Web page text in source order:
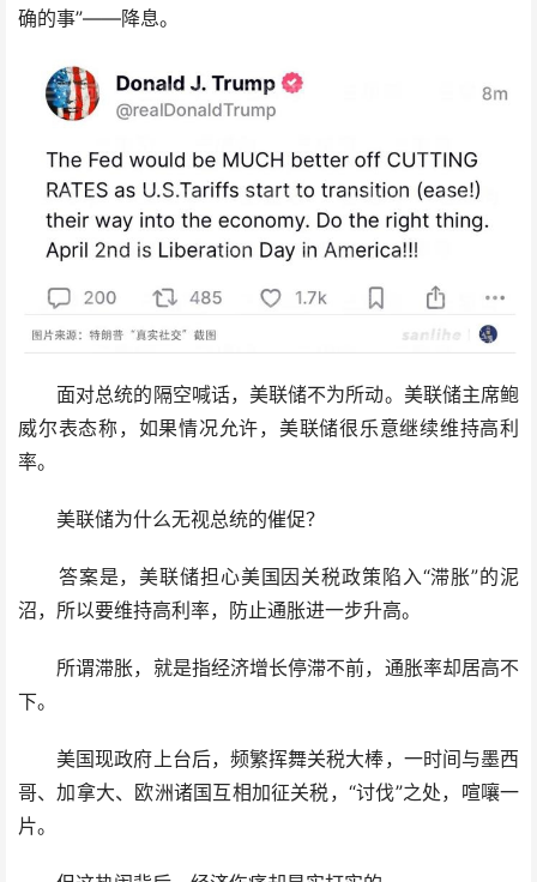
确的事”——降息。
面对总统的隔空喊话，美联储不为所动。美联储主席鲍
威尔表态称，如果情况允许，美联储很乐意继续维持高利
率。
美联储为什么无视总统的催促？
答案是，美联储担心美国因关税政策陷入“滞胀”的泥
沼，所以要维持高利率，防止通胀进一步升高。
所谓滞胀，就是指经济增长停滞不前，通胀率却居高不
下。
美国现政府上台后，频繁挥舞关税大棒，一时间与墨西
哥、加拿大、欧洲诸国互相加征关税，“讨伐”之处，喧嚷一
片。